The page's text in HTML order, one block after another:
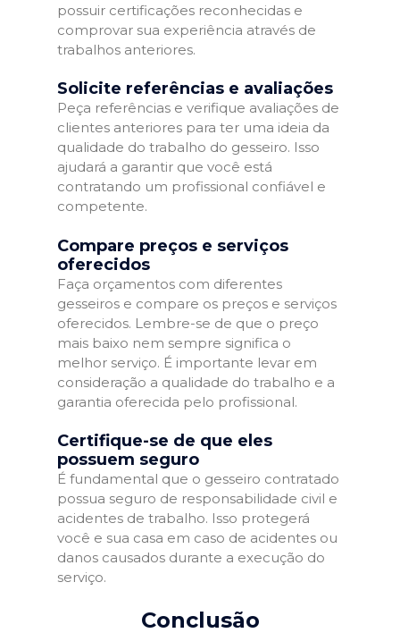
possuir certificações reconhecidas e
comprovar sua experiência através de
trabalhos anteriores.
Solicite referências e avaliações
Peça referências e verifique avaliações de
clientes anteriores para ter uma ideia da
qualidade do trabalho do gesseiro. Isso
ajudará a garantir que você está
contratando um profissional confiável e
competente.
Compare preços e serviços
oferecidos
Faça orçamentos com diferentes
gesseiros e compare os preços e serviços
oferecidos. Lembre-se de que o preço
mais baixo nem sempre significa o
melhor serviço. É importante levar em
consideração a qualidade do trabalho e a
garantia oferecida pelo profissional.
Certifique-se de que eles
possuem seguro
É fundamental que o gesseiro contratado
possua seguro de responsabilidade civil e
acidentes de trabalho. Isso protegerá
você e sua casa em caso de acidentes ou
danos causados durante a execução do
serviço.
Conclusão